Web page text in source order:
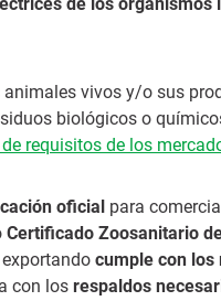
vivos y/o sus
biológicos o
requisitos de los
oficial para
Certificado Zoosanitario
cumple con
con los respaldos